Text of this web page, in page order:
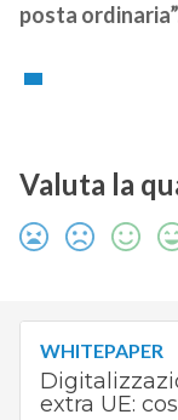
posta
Valuta la
WHITEPAPER
extra UE: